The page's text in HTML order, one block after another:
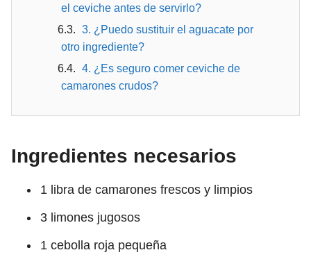
el ceviche antes de servirlo?
3. ¿Puedo sustituir el aguacate por
otro ingrediente?
4. ¿Es seguro comer ceviche de
camarones crudos?
Ingredientes necesarios
1 libra de camarones frescos y limpios
3 limones jugosos
1 cebolla roja pequeña